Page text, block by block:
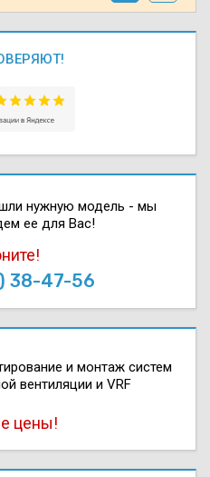
нужную модель - мы
ее для Вас!
38-47-56
и монтаж систем
вентиляции и VRF
цены!